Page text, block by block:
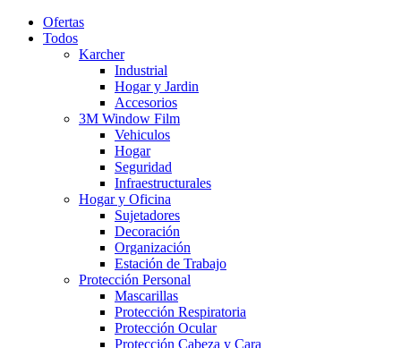
Ofertas
Todos
Karcher
Industrial
Hogar y Jardin
Accesorios
3M Window Film
Vehiculos
Hogar
Seguridad
Infraestructurales
Hogar y Oficina
Sujetadores
Decoración
Organización
Estación de Trabajo
Protección Personal
Mascarillas
Protección Respiratoria
Protección Ocular
Protección Cabeza y Cara